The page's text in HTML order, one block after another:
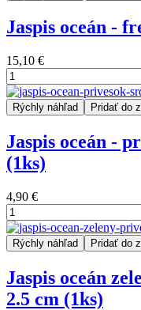
Jaspis oceán -
15,10 €
Rýchly náhľad Pridať do
Jaspis oceán -
(1ks)
4,90 €
Rýchly náhľad Pridať do
Jaspis oceán
2.5 cm (1ks)